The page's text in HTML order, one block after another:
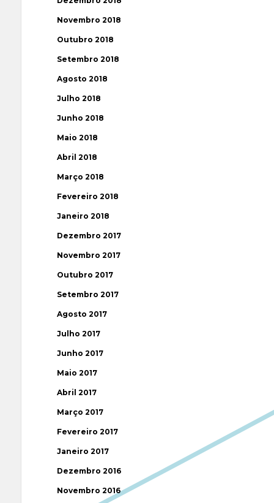
Novembro 2018
Outubro 2018
Setembro 2018
Agosto 2018
Julho 2018
Junho 2018
Maio 2018
Abril 2018
Março 2018
Fevereiro 2018
Janeiro 2018
Dezembro 2017
Novembro 2017
Outubro 2017
Setembro 2017
Agosto 2017
Julho 2017
Junho 2017
Maio 2017
Abril 2017
Março 2017
Fevereiro 2017
Janeiro 2017
Dezembro 2016
Novembro 2016